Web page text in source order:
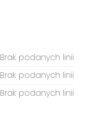
Brak podanych linii
Brak podanych linii
Brak podanych linii